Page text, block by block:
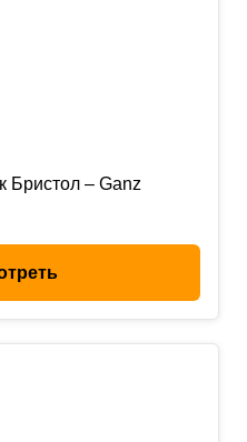
Бристол – Ganz